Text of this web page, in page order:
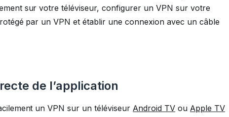
sur votre téléviseur, configurer un VPN sur votre
par un VPN et établir une connexion avec un câble
de l’application
un VPN sur un téléviseurAndroid TV ouApple TV